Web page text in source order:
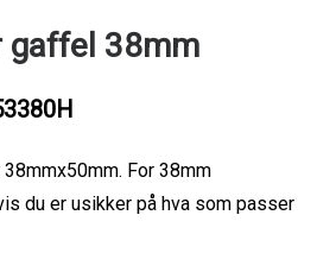
gaffel 38mm
For 38mm
du er usikker på hva som passer